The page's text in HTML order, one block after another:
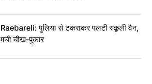
Raebareli: पुलिया से टकराकर पलटी स्कूली वैन,
मची चीख-पुकार